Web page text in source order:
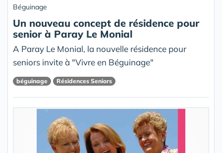
Béguinage
Un nouveau concept de résidence pour
senior à Paray Le Monial
A Paray Le Monial, la nouvelle résidence pour
seniors invite à "Vivre en Béguinage"
béguinage Résidences Seniors